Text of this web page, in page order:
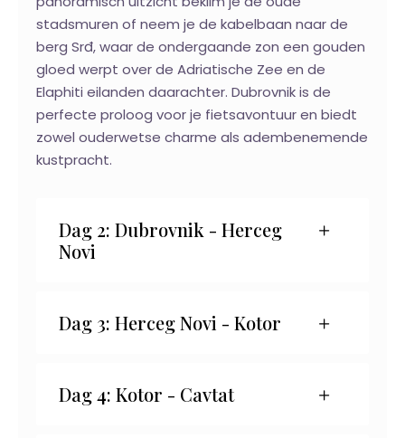
stadsmuren of neem je de kabelbaan naar de
berg Srđ, waar de ondergaande zon een gouden
gloed werpt over de Adriatische Zee en de
Elaphiti eilanden daarachter. Dubrovnik is de
perfecte proloog voor je fietsavontuur en biedt
zowel ouderwetse charme als adembenemende
kustpracht.
Dag 2: Dubrovnik - Herceg
Novi
Dag 3: Herceg Novi - Kotor
Dag 4: Kotor - Cavtat